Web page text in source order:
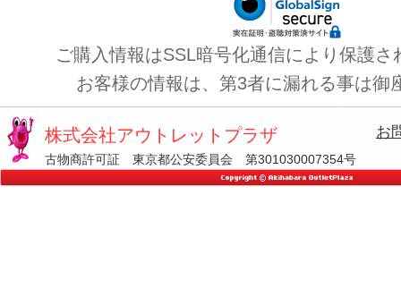
ご購入情報はSSL暗号化通信により保護さ
お客様の情報は、第3者に漏れる事は御
株式会社アウトレットプラザ
古物商許可証 東京都公安委員会 第301030007354号
お